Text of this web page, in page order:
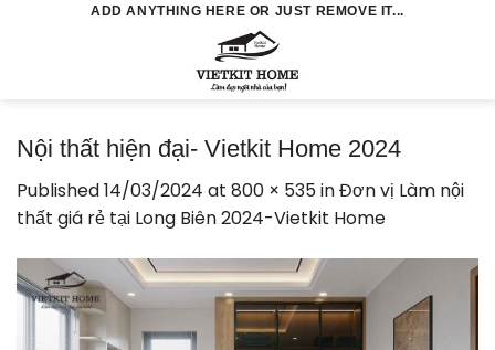
ADD ANYTHING HERE OR JUST REMOVE IT...
Nội thất hiện đại- Vietkit Home 2024
Published14/03/2024 at 800 × 535inĐơn vị Làm nội
thất giá rẻ tại Long Biên 2024-Vietkit Home